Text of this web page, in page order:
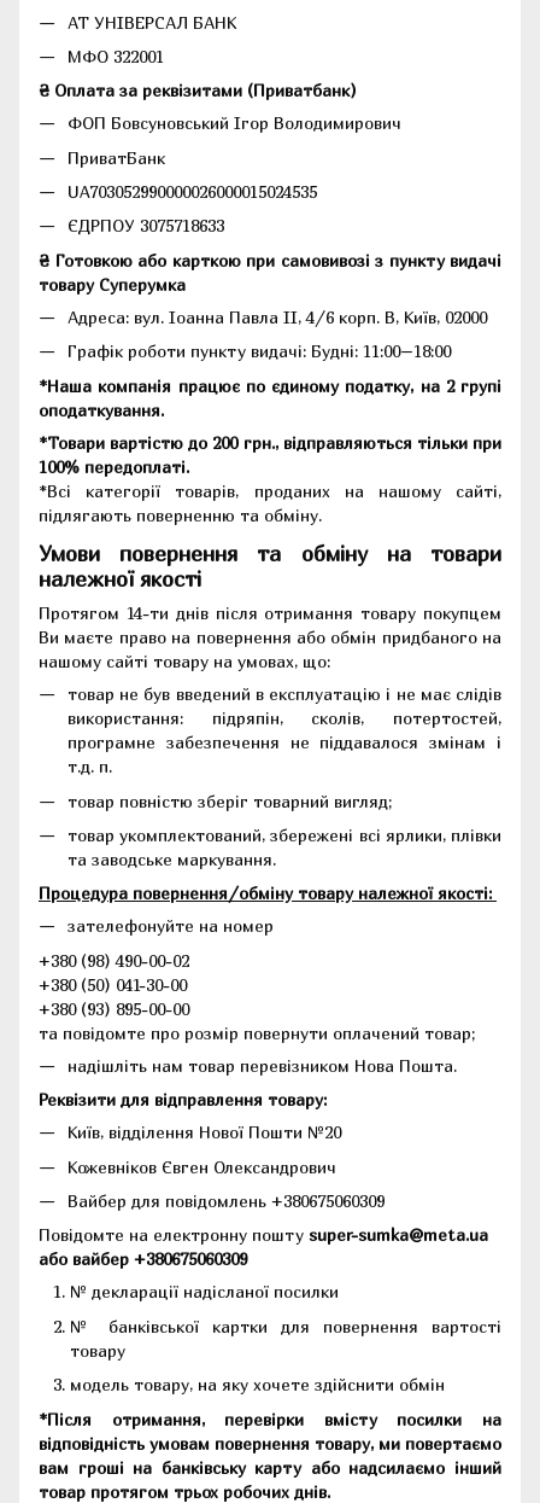
АТ УНІВЕРСАЛ БАНК
МФО 322001
₴ Оплата за реквізитами (Приватбанк)
ФОП Бовсуновський Ігор Володимирович
ПриватБанк
UA703052990000026000015024535
ЄДРПОУ 3075718633
₴ Готовкою або карткою при самовивозі з пункту видачі
товару Суперумка
Адреса: вул. Іоанна Павла II, 4/6 корп. В, Київ, 02000
Графік роботи пункту видачі: Будні: 11:00–18:00
*Наша компанія працює по єдиному податку, на 2 групі
оподаткування.
*Товари вартістю до 200 грн., відправляються тільки при
100% передоплаті.
*Всі категорії товарів, проданих на нашому сайті,
підлягають поверненню та обміну.
Умови повернення та обміну на товари
належної якості
Протягом 14-ти днів після отримання товару покупцем
Ви маєте право на повернення або обмін придбаного на
нашому сайті товару на умовах, що:
товар не був введений в експлуатацію і не має слідів
використання: підряпін, сколів, потертостей,
програмне забезпечення не піддавалося змінам і
т.д. п.
товар повністю зберіг товарний вигляд;
товар укомплектований, збережені всі ярлики, плівки
та заводське маркування.
Процедура повернення/обміну товару належної якості:
зателефонуйте на номер
+380 (98) 490-00-02
+380 (50) 041-30-00
+380 (93) 895-00-00
та повідомте про розмір повернути оплачений товар;
надішліть нам товар перевізником Нова Пошта.
Реквізити для відправлення товару:
Київ, відділення Нової Пошти №20
Кожевніков Євген Олександрович
Вайбер для повідомлень +380675060309
Повідомте на електронну пошту super-sumka@meta.ua
або вайбер +380675060309
№ декларації надісланої посилки
№ банківської картки для повернення вартості
товару
модель товару, на яку хочете здійснити обмін
*Після отримання, перевірки вмісту посилки на
відповідність умовам повернення товару, ми повертаємо
вам гроші на банківську карту або надсилаємо інший
товар протягом трьох робочих днів.